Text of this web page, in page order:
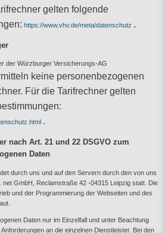
gelten folgende
https://www.vhv.de/meta/datenschutz .
der Würzburger Versicherungs-AG
keine personenbezogenen
Für die Tarifrechner gelten
.
nach Art. 21 und 22 DSGVO zum
Daten
durch uns und auf den Servern durch den von uns
GmbH, Reclamstraße 42 -04315 Leipzig statt. Die
und der Programmierung der Webseiten und des
Daten nur im Einzelfall und unter Beachtung
an die einzelnen Dienstleister. Bei den